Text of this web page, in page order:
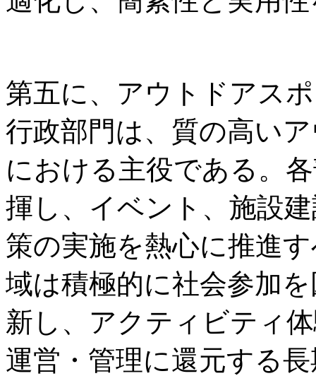
第五に、アウトドアス
行政部門は、質の高い
における主役である。
揮し、イベント、施設
策の実施を熱心に推進
域は積極的に社会参加
新し、アクティビティ
運営・管理に還元する